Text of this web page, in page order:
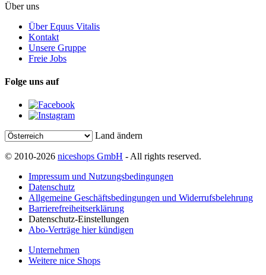
Über uns
Über Equus Vitalis
Kontakt
Unsere Gruppe
Freie Jobs
Folge uns auf
Land ändern
© 2010-2026 niceshops GmbH - All rights reserved.
Impressum und Nutzungsbedingungen
Datenschutz
Allgemeine Geschäftsbedingungen und Widerrufsbelehrung
Barrierefreiheitserklärung
Datenschutz-Einstellungen
Abo-Verträge hier kündigen
Unternehmen
Weitere nice Shops